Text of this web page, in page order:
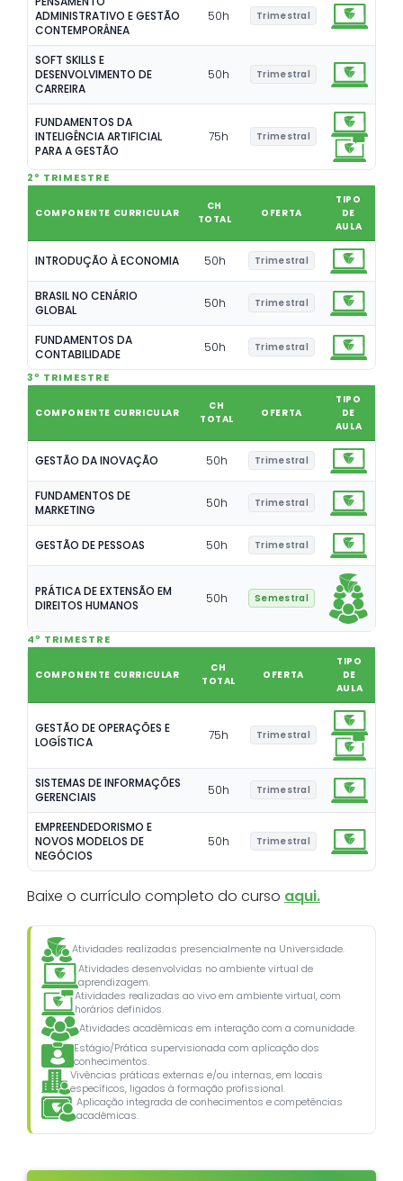
ADMINISTRATIVO E GESTÃO
CONTEMPORÂNEA
50h Trimestral
SOFT SKILLS E
DESENVOLVIMENTO DE
CARREIRA
50h Trimestral
FUNDAMENTOS DA
INTELIGÊNCIA ARTIFICIAL
PARA A GESTÃO
75h Trimestral
2º TRIMESTRE
COMPONENTE CURRICULAR
CH
TOTAL
OFERTA
TIPO
DE
AULA
INTRODUÇÃO À ECONOMIA 50h Trimestral
BRASIL NO CENÁRIO
GLOBAL
50h Trimestral
FUNDAMENTOS DA
CONTABILIDADE
50h Trimestral
3º TRIMESTRE
COMPONENTE CURRICULAR
CH
TOTAL
OFERTA
TIPO
DE
AULA
GESTÃO DA INOVAÇÃO 50h Trimestral
FUNDAMENTOS DE
MARKETING
50h Trimestral
GESTÃO DE PESSOAS 50h Trimestral
PRÁTICA DE EXTENSÃO EM
DIREITOS HUMANOS
50h Semestral
4º TRIMESTRE
COMPONENTE CURRICULAR
CH
TOTAL
OFERTA
TIPO
DE
AULA
GESTÃO DE OPERAÇÕES E
LOGÍSTICA
75h Trimestral
SISTEMAS DE INFORMAÇÕES
GERENCIAIS
50h Trimestral
EMPREENDEDORISMO E
NOVOS MODELOS DE
NEGÓCIOS
50h Trimestral
Baixe o currículo completo do curso aqui.
Atividades realizadas presencialmente na Universidade.
Atividades desenvolvidas no ambiente virtual de
aprendizagem.
Atividades realizadas ao vivo em ambiente virtual, com
horários definidos.
Atividades acadêmicas em interação com a comunidade.
Estágio/Prática supervisionada com aplicação dos
conhecimentos.
Vivências práticas externas e/ou internas, em locais
específicos, ligados à formação profissional.
Aplicação integrada de conhecimentos e competências
acadêmicas.